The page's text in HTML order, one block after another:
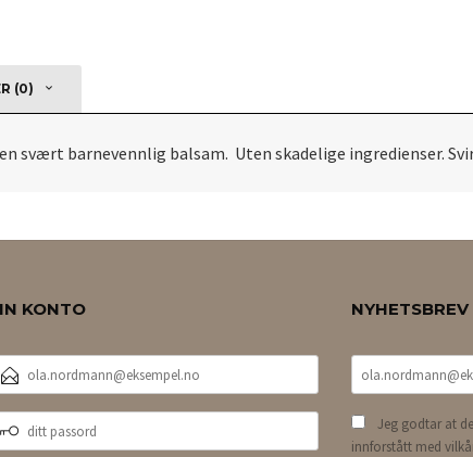
(0)
svært barnevennlig balsam. Uten skadelige ingredienser.
KONTO NYHETSBREV
Jeg godtar at
innforstått med